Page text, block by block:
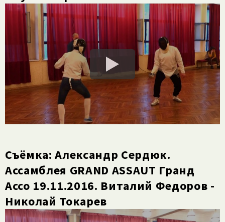
Съёмка: Александр Сердюк.
Ассамблея GRAND ASSAUT Гранд
Ассо 19.11.2016. Виталий Федоров -
Николай Токарев